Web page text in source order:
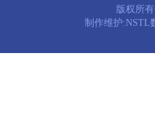
版权所
制作维护:NSTL